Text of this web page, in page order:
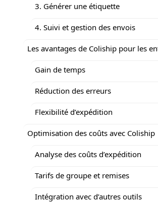
3. Générer une étiquette
4. Suivi et gestion des envois
Les avantages de Coliship pour les
Gain de temps
Réduction des erreurs
Flexibilité d’expédition
Optimisation des coûts avec Coliship
Analyse des coûts d’expédition
Tarifs de groupe et remises
Intégration avec d’autres outils